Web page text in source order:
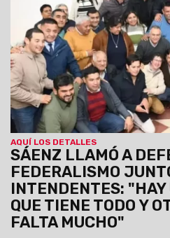
AQUÍ LOS DETALLES
SÁENZ LLAMÓ A
FEDERALISMO
INTENDENTES:
QUE TIENE TODO Y
FALTA MUCHO"
Moisés y Efraín Orosco, el
financiero de Salta pese a la
nacional. Aseguró que
forman un mismo equipo, unidos